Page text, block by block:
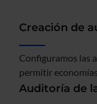
Creación de
Configuramos las
permitir
Auditoría de